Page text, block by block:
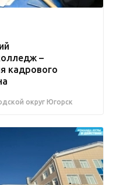
–
кадрового
округ Югорск